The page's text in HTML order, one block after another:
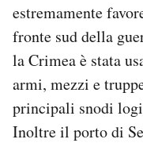
estremamente
fronte sud della
la Crimea è stata
armi, mezzi e
principali snodi
Inoltre il porto di